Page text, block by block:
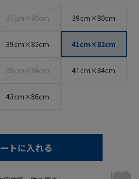
37cm×80cm 39cm×80cm
39cm×82cm 41cm×82cm
39cm×84cm 41cm×84cm
43cm×86cm
トに入れる